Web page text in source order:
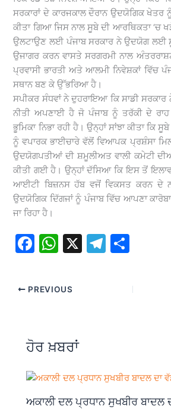
ਸਰਕਾਰਾਂ ਦੇ ਕਾਰਜਕਾਲ ਦੌਰਾਨ ਉਦਯੋਗਿਕ ਖੇਤਰ
ਕੀਤਾ ਗਿਆ ਜਿਸ ਨਾਲ ਸੂਬੇ ਦੀ ਆਰਥਿਕਤਾ
ਉਲਟਾਉਣ ਲਈ ਪੰਜਾਬ ਸਰਕਾਰ ਨੇ ਉਦਯੋਗ ਲਈ
ਉਜਾਗਰ ਕਰਨ ਵਾਸਤੇ ਸਰਗਰਮੀ ਨਾਲ
ਪ੍ਰਵਾਸੀ ਭਾਰਤੀ ਅਤੇ ਆਲਮੀ ਨਿਵੇਸ਼ਕਾਂ ਵਿੱਚ
ਸਥਾਨ ਬਣ ਕੇ ਉੱਭਰਿਆ ਹੈ।
ਸਪੀਕਰ ਸੰਧਵਾਂ ਨੇ ਦੁਹਰਾਇਆ ਕਿ ਸਾਡੀ
ਨੀਤੀ ਅਪਣਾਈ ਹੈ ਜੋ ਪੰਜਾਬ ਨੂੰ ਤਰੱਕੀ ਦੇ ਰਾਹ
ਭੂਮਿਕਾ ਨਿਭਾ ਰਹੀ ਹੈ। ਉਨ੍ਹਾਂ ਸਾਂਝਾ ਕੀਤਾ ਕਿ
ਨੂੰ ਵਪਾਰਕ ਭਾਈਚਾਰੇ ਵੱਲੋਂ ਵਿਆਪਕ ਪ੍ਰਸ਼ੰਸਾ
ਉਦਯੋਗਪਤੀਆਂ ਦੀ ਸ਼ਮੂਲੀਅਤ ਵਾਲੀ ਕਮੇਟੀ
ਕੀਤੀ ਗਈ ਹੈ। ਉਨ੍ਹਾਂ ਦੱਸਿਆ ਕਿ ਇਸ ਤੋਂ
ਆਈਟੀ ਬਿਜ਼ਨਸ ਹੱਬ ਵਜੋਂ ਵਿਕਸਤ ਕਰਨ ਦੇ
ਉਦਯੋਗਿਕ ਦਿੱਗਜਾਂ ਨੂੰ ਪੰਜਾਬ ਵਿੱਚ ਆਪਣਾ
ਜਾ ਰਿਹਾ ਹੈ।
F
c
o
o
k
W
at
p
p
X
T
ar
e
PREVIOUS
ਹੋਰ ਖ਼ਬਰਾਂ
ਅਕਾਲੀ ਦਲ ਪ੍ਰਧਾਨ ਸੁਖਬੀਰ ਬਾਦਲ